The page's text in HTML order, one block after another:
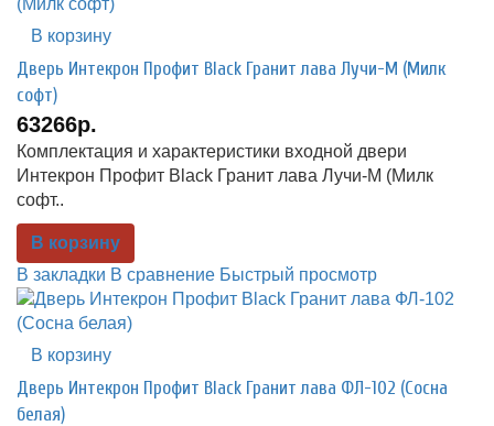
В корзину
Дверь Интекрон Профит Black Гранит лава Лучи-М (Милк
софт)
63266р.
Комплектация и характеристики входной двери
Интекрон Профит Black Гранит лава Лучи-М (Милк
софт..
В корзину
В закладки В сравнение Быстрый просмотр
В корзину
Дверь Интекрон Профит Black Гранит лава ФЛ-102 (Сосна
белая)